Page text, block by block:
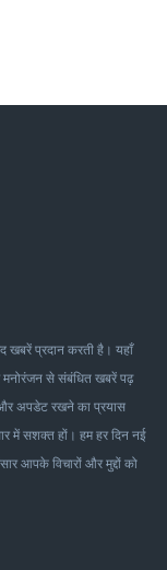
खबरें प्रदान करती है। यहाँ
मनोरंजन से संबंधित खबरें पढ़
अपडेट रखने का प्रयास
में सशक्त हों। हम हर दिन नई
आपके विचारों और मुद्दों को